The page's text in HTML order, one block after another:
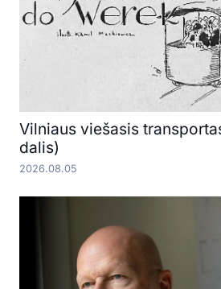
Vilniaus viešasis
dalis)
2026.08.05